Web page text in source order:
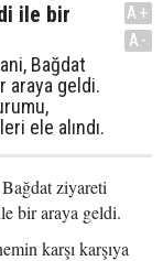
ile bir
Bağdat
araya geldi.
ele alındı.
A+
A-
ziyareti
bir araya geldi.
karşı karşıya